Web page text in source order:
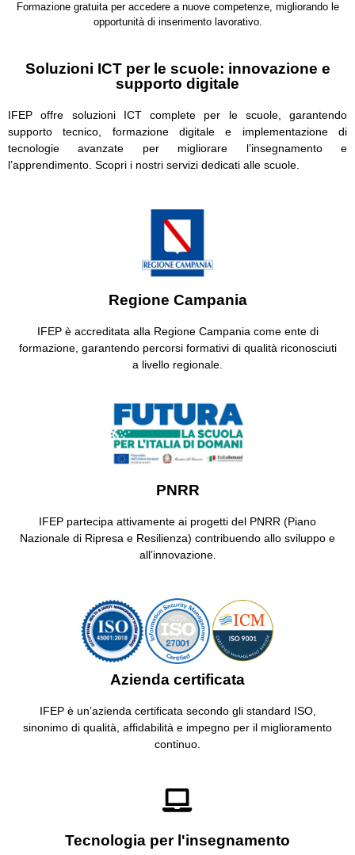
Formazione gratuita per accedere a nuove competenze, migliorando le
opportunità di inserimento lavorativo.
Soluzioni ICT per le scuole: innovazione e
supporto digitale
IFEP offre soluzioni ICT complete per le scuole, garantendo
supporto tecnico, formazione digitale e implementazione di
tecnologie avanzate per migliorare l’insegnamento e
l’apprendimento. Scopri i nostri servizi dedicati alle scuole.
Regione Campania
IFEP è accreditata alla Regione Campania come ente di
formazione, garantendo percorsi formativi di qualità riconosciuti
a livello regionale.
PNRR
IFEP partecipa attivamente ai progetti del PNRR (Piano
Nazionale di Ripresa e Resilienza) contribuendo allo sviluppo e
all’innovazione.
Azienda certificata
IFEP è un’azienda certificata secondo gli standard ISO,
sinonimo di qualità, affidabilità e impegno per il miglioramento
continuo.
Tecnologia per l'insegnamento